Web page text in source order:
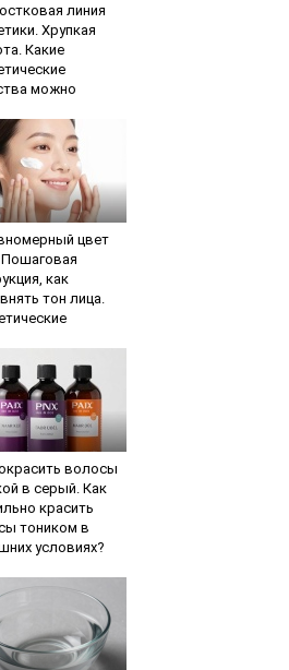
линия
Хрупкая
Какие
можно
цвет
Пошаговая
как
тон лица.
волосы
в серый. Как
красить
тоником в
условиях?